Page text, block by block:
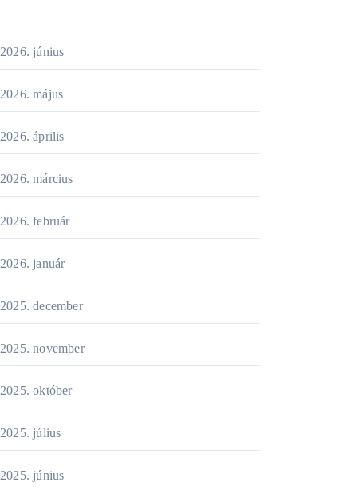
2026. június
2026. május
2026. április
2026. március
2026. február
2026. január
2025. december
2025. november
2025. október
2025. július
2025. június